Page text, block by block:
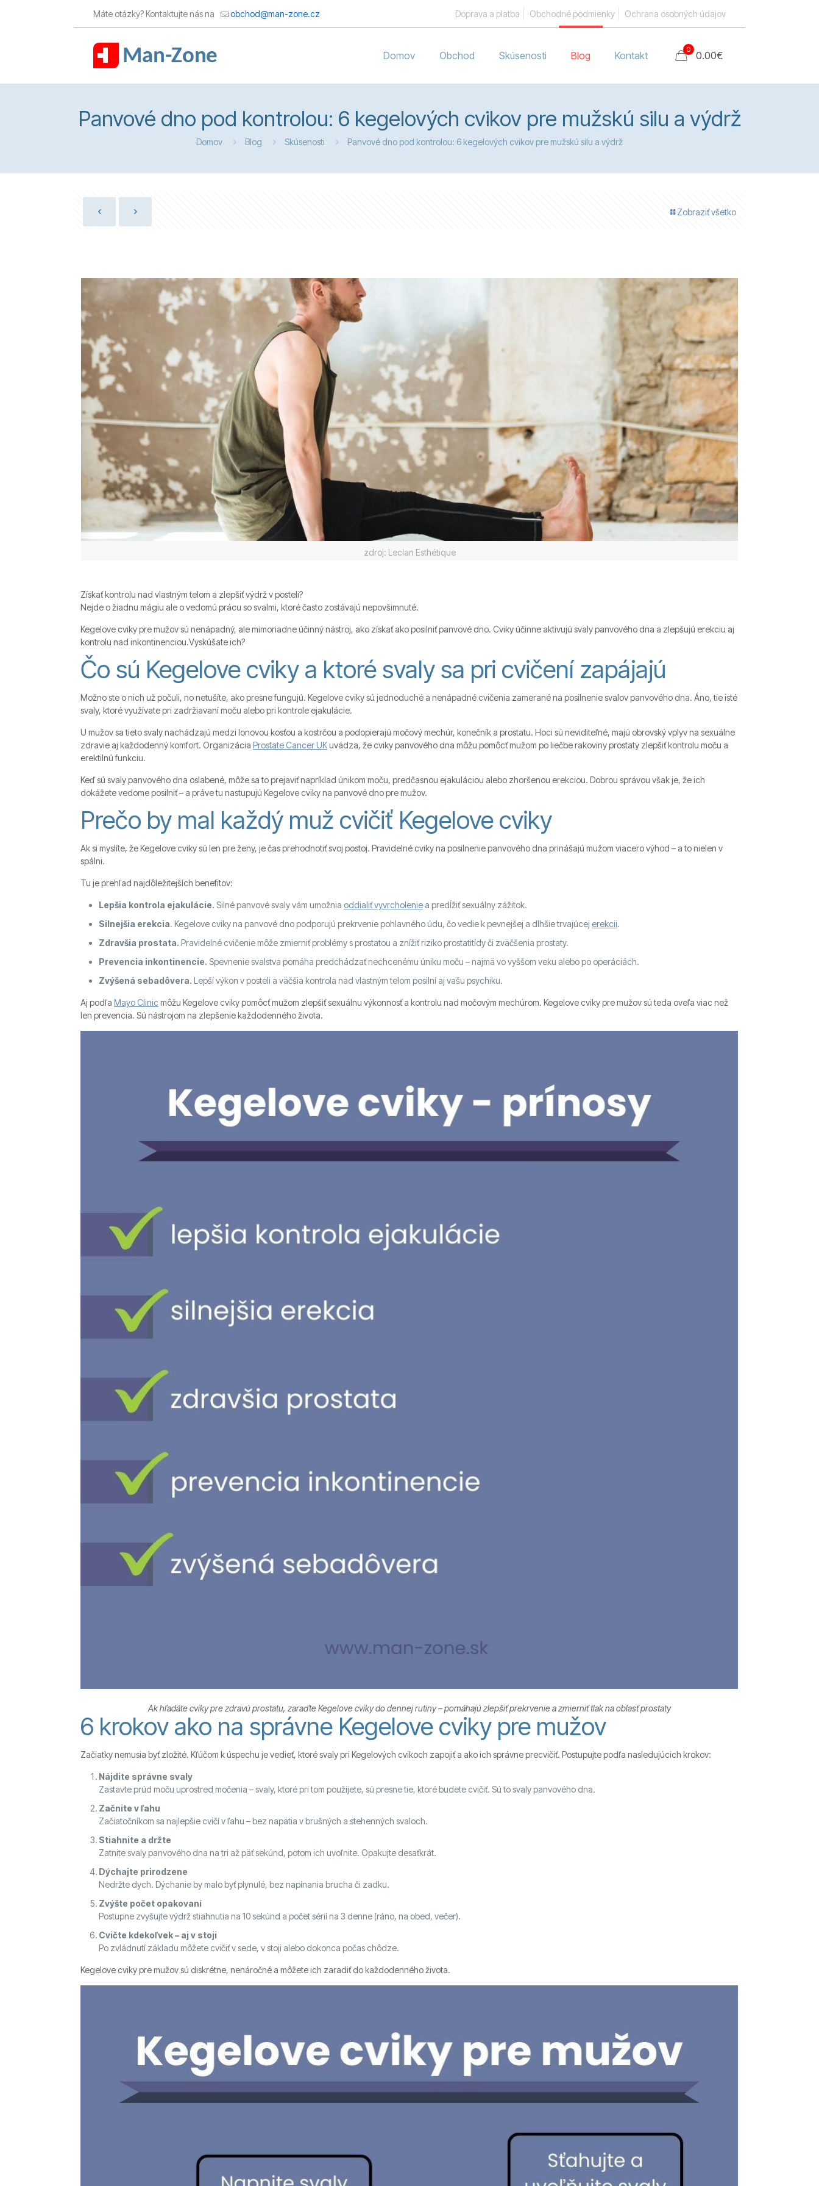
Máte otázky? Kontaktujte nás na obchod@man-zone.cz Doprava a platba Obchodné podmienky Ochrana osobných údajov
Domov Obchod Skúsenosti Blog Kontakt 0 0.00€
Panvové dno pod kontrolou: 6 kegelových cvikov pre mužskú silu a výdrž
Domov Blog Skúsenosti Panvové dno pod kontrolou: 6 kegelových cvikov pre mužskú silu a výdrž
Zobraziť všetko
zdroj: Leclan Esthétique
Získať kontrolu nad vlastným telom a zlepšiť výdrž v posteli?
Nejde o žiadnu mágiu ale o vedomú prácu so svalmi, ktoré často zostávajú nepovšimnuté.
Kegelove cviky pre mužov sú nenápadný, ale mimoriadne účinný nástroj, ako získať ako posilniť panvové dno. Cviky účinne aktivujú svaly panvového dna a zlepšujú erekciu aj
kontrolu nad inkontinenciou.Vyskúšate ich?
Čo sú Kegelove cviky a ktoré svaly sa pri cvičení zapájajú
Možno ste o nich už počuli, no netušíte, ako presne fungujú. Kegelove cviky sú jednoduché a nenápadné cvičenia zamerané na posilnenie svalov panvového dna. Áno, tie isté
svaly, ktoré využívate pri zadržiavaní moču alebo pri kontrole ejakulácie.
U mužov sa tieto svaly nachádzajú medzi lonovou kosťou a kostrčou a podopierajú močový mechúr, konečník a prostatu. Hoci sú neviditeľné, majú obrovský vplyv na sexuálne
zdravie aj každodenný komfort. OrganizáciaProstate Cancer UKuvádza, že cviky panvového dna môžu pomôcť mužom po liečbe rakoviny prostaty zlepšiť kontrolu moču a
erektilnú funkciu.
Keď sú svaly panvového dna oslabené, môže sa to prejaviť napríklad únikom moču, predčasnou ejakuláciou alebo zhoršenou erekciou. Dobrou správou však je, že ich
dokážete vedome posilniť – a práve tu nastupujú Kegelove cviky na panvové dno pre mužov.
Prečo by mal každý muž cvičiť Kegelove cviky
Ak si myslíte, že Kegelove cviky sú len pre ženy, je čas prehodnotiť svoj postoj. Pravidelné cviky na posilnenie panvového dna prinášajú mužom viacero výhod – a to nielen v
spálni.
Tu je prehľad najdôležitejších benefitov:
Lepšia kontrola ejakulácie.Silné panvové svaly vám umožnia oddialiť vyvrcholenie a predĺžiť sexuálny zážitok.
Silnejšia erekcia. Kegelove cviky na panvové dno podporujú prekrvenie pohlavného údu, čo vedie k pevnejšej a dlhšie trvajúcej erekcii.
Zdravšia prostata. Pravidelné cvičenie môže zmierniť problémy s prostatou a znížiť riziko prostatitídy či zväčšenia prostaty.
Prevencia inkontinencie. Spevnenie svalstva pomáha predchádzať nechcenému úniku moču – najmä vo vyššom veku alebo po operáciách.
Zvýšená sebadôvera. Lepší výkon v posteli a väčšia kontrola nad vlastným telom posilní aj vašu psychiku.
Aj podľaMayo Clinic môžu Kegelove cviky pomôcť mužom zlepšiť sexuálnu výkonnosť a kontrolu nad močovým mechúrom. Kegelove cviky pre mužov sú teda oveľa viac než
len prevencia. Sú nástrojom na zlepšenie každodenného života.
Ak hľadáte cviky pre zdravú prostatu, zaraďte Kegelove cviky do dennej rutiny – pomáhajú zlepšiť prekrvenie a zmierniť tlak na oblasť prostaty
6 krokov ako na správne Kegelove cviky pre mužov
Začiatky nemusia byť zložité. Kľúčom k úspechu je vedieť, ktoré svaly pri Kegelových cvikoch zapojiť a ako ich správne precvičiť. Postupujte podľa nasledujúcich krokov:
Nájdite správne svaly
Zastavte prúd moču uprostred močenia – svaly, ktoré pri tom použijete, sú presne tie, ktoré budete cvičiť. Sú to svaly panvového dna.
Začnite v ľahu
Začiatočníkom sa najlepšie cvičí v ľahu – bez napätia v brušných a stehenných svaloch.
Stiahnite a držte
Zatnite svaly panvového dna na tri až päť sekúnd, potom ich uvoľnite. Opakujte desaťkrát.
Dýchajte prirodzene
Nedržte dych. Dýchanie by malo byť plynulé, bez napínania brucha či zadku.
Zvýšte počet opakovaní
Postupne zvyšujte výdrž stiahnutia na 10 sekúnd a počet sérií na 3 denne (ráno, na obed, večer).
Cvičte kdekoľvek – aj v stoji
Po zvládnutí základu môžete cvičiť v sede, v stoji alebo dokonca počas chôdze.
Kegelove cviky pre mužov sú diskrétne, nenáročné a môžete ich zaradiť do každodenného života.